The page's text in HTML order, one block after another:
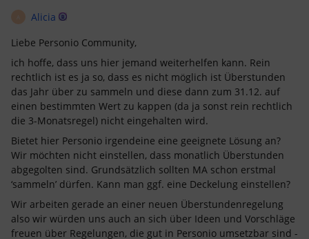
Alicia
Liebe Personio Community,
ich hoffe, dass uns hier jemand weiterhelfen kann. Rein
rechtlich ist es ja so, dass es nicht möglich ist Überstunden
das Jahr über zu sammeln und diese dann zum 31.12. auf
einen bestimmten Wert zu kappen (da ja sonst rein rechtlich
die 3-Monatsregel) nicht eingehalten wird.
Bietet hier Personio irgendeine eine geeignete Lösung an?
Wir möchten nicht einstellen, dass monatlich Überstunden
abgegolten sind. Grundsätzlich sollten MA schon erstmal
‘sammeln’ dürfen. Kann man ggf. eine Deckelung einstellen?
Wir arbeiten gerade an einer neuen Überstundenregelung
also wir würden uns auch an sich über Ideen und Vorschläge
freuen über Regelungen, die gut in Personio umsetzbar sind -